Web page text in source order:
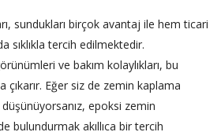
sundukları birçok avantaj ile hem ticari
sıklıkla tercih edilmektedir.
ve bakım kolaylıkları, bu
Eğer siz de zemin kaplama
epoksi zemin
bulundurmak akıllıca bir tercih